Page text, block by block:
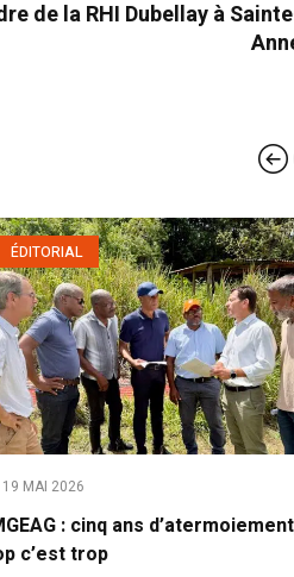
de la RHI Dubellay à
ÉDITORIAL
19 MAI 2026
: cinq ans
c’est trop